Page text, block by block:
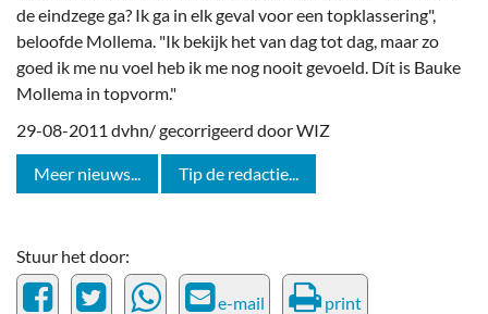
de eindzege ga? Ik ga in elk geval voor een topklassering",
beloofde Mollema. "Ik bekijk het van dag tot dag, maar zo
goed ik me nu voel heb ik me nog nooit gevoeld. Dít is Bauke
Mollema in topvorm."
29-08-2011 dvhn/ gecorrigeerd door WIZ
Meer nieuws... Tip de redactie...
Stuur het door:
e-mail print